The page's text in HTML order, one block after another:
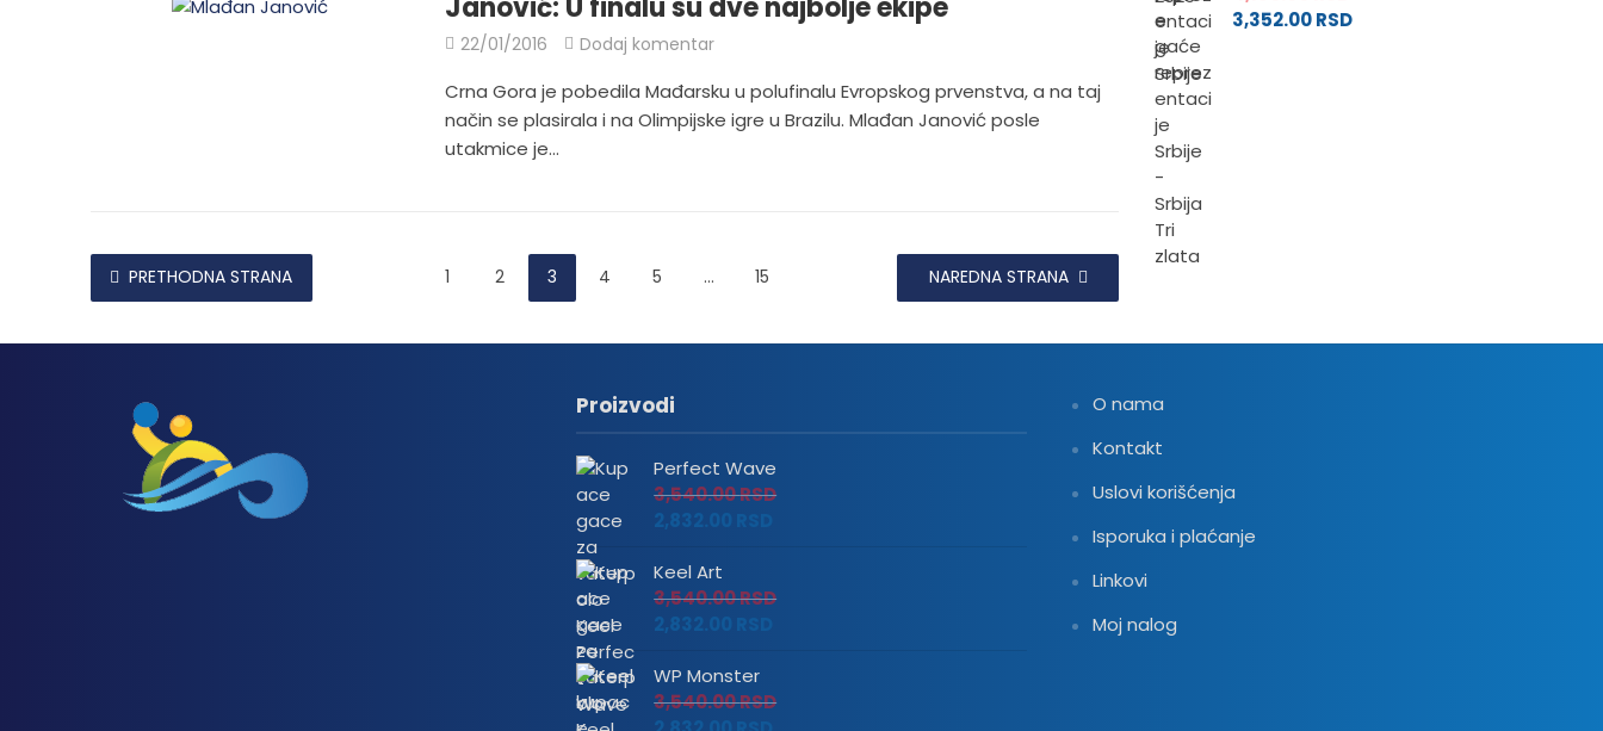
Janović: U finalu su dve najbolje ekipe
22/01/2016 Dodaj komentar
Crna Gora je pobedila Mađarsku u polufinalu Evropskog prvenstva, a na taj
način se plasirala i na Olimpijske igre u Brazilu. Mlađan Janović posle
utakmice je...
PRETHODNA STRANA 1 2 3 4 5 … 15 NAREDNA STRANA
3,352.00RSD
Proizvodi
Perfect Wave
3,540.00RSD
2,832.00
Keel Art
3,540.00RSD
2,832.00
WP Monster
3,540.00RSD
O nama
Kontakt
Uslovi korišćenja
Isporuka i plaćanje
Linkovi
Moj nalog